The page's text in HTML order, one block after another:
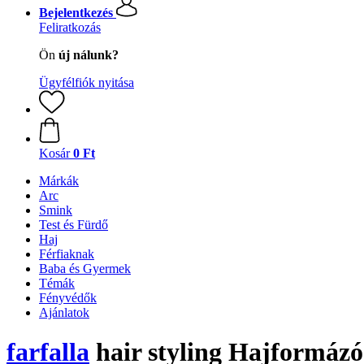
Bejelentkezés
Feliratkozás
Ön új nálunk?
Ügyfélfiók nyitása
Kosár 0 Ft
Márkák
Arc
Smink
Test és Fürdő
Haj
Férfiaknak
Baba és Gyermek
Témák
Fényvédők
Ajánlatok
farfalla hair styling